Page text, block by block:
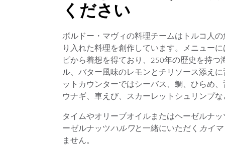
ください
ボルドー・マヴィの料理チームはトルコ人
り入れた料理を創作しています。メニュー
ピから着想を得ており、250年の歴史を持
ル、バター風味のレモンとチリソース添え
ットカウンターではシーバス、鯛、ひらめ
ウナギ、車えび、スカーレットシュリンプ
タイムやオリーブオイルまたはヘーゼルナ
ーゼルナッツハルワと一緒にいただく カイ
ません。